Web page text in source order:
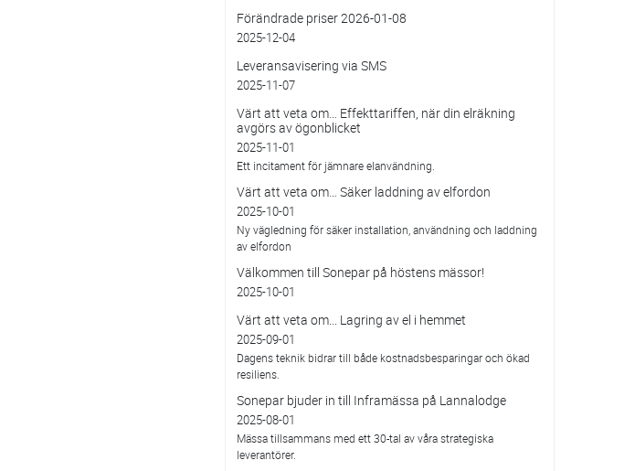
Förändrade priser 2026-01-08
2025-12-04
Leveransavisering via SMS
2025-11-07
Värt att veta om… Effekttariffen, när din elräkning
avgörs av ögonblicket
2025-11-01
Ett incitament för jämnare elanvändning.
Värt att veta om… Säker laddning av elfordon
2025-10-01
Ny vägledning för säker installation, användning och laddning
av elfordon
Välkommen till Sonepar på höstens mässor!
2025-10-01
Värt att veta om... Lagring av el i hemmet
2025-09-01
Dagens teknik bidrar till både kostnadsbesparingar och ökad
resiliens.
Sonepar bjuder in till Inframässa på Lannalodge
2025-08-01
Mässa tillsammans med ett 30-tal av våra strategiska
leverantörer.